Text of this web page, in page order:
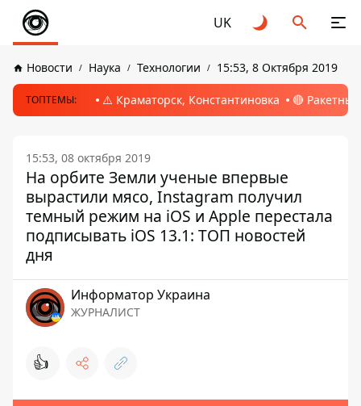
UK
Новости Наука Технологии 15:53, 8 Октября 2019
ТОПТЕМЫ: ⚠️ Краматорск, Константиновка 🔴
15:53, 08 октября 2019
На орбите Земли ученые впервые
вырастили мясо, Instagram получил
темный режим на iOS и Apple перестала
подписывать iOS 13.1: ТОП новостей
дня
Информатор Украина
ЖУРНАЛИСТ
👍